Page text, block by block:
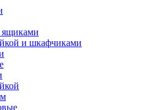
ящиками
и шкафчиками